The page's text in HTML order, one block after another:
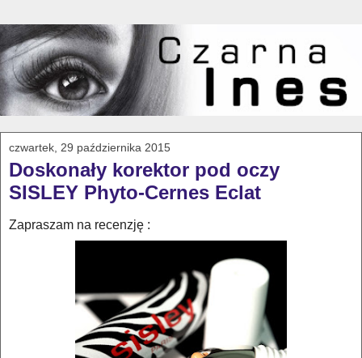
czwartek, 29 października 2015
Doskonały korektor pod oczy
SISLEY Phyto-Cernes Eclat
Zapraszam na recenzję :